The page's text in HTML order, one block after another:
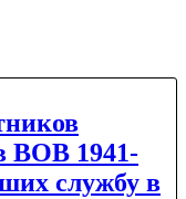
ВОВ 1941-
службу в